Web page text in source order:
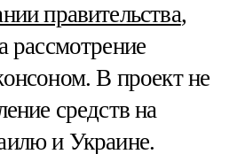
правительства,
рассмотрение
В проект не
средств на
и Украине.